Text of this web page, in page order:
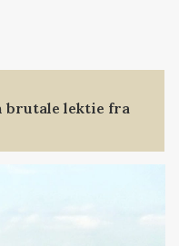
brutale lektie fra